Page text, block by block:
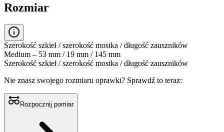
Rozmiar
Szerokość szkieł / szerokość mostka / długość zauszników
Medium – 53 mm / 19 mm / 145 mm
Szerokość szkieł / szerokość mostka / długość zauszników
Nie znasz swojego rozmiaru oprawki? Sprawdź to teraz:
Rozpocznij pomiar